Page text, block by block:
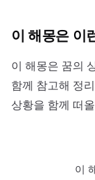
이 해몽은 이
이 해몽은 꿈의
함께 참고해 정
상황을 함께 떠
이